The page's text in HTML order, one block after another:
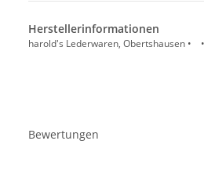
Herstellerinformationen
harold's Lederwaren, Obertshausen •
Bewertungen